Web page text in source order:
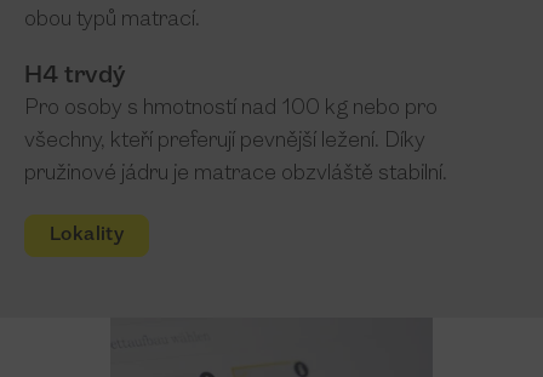
obou typů matrací.
H4 trvdý
Pro osoby s hmotností nad 100 kg nebo pro
všechny, kteří preferují pevnější ležení. Díky
pružinové jádru je matrace obzvláště stabilní.
Lokality